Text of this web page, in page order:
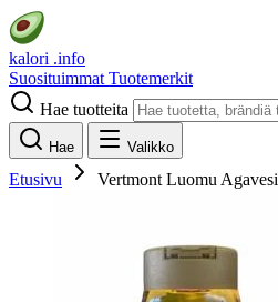
kalori .info
Suosituimmat Tuotemerkit
Hae tuotteita
Hae Valikko
Etusivu Vertmont Luomu